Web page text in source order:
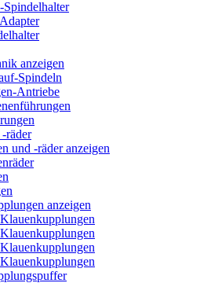
Spindelhalter
anzeigen
Spindeln
Antriebe
räder
und -räder anzeigen
anzeigen